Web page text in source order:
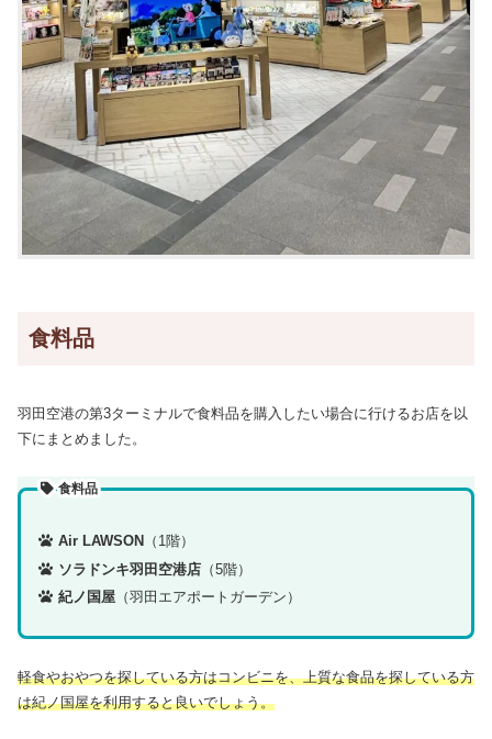
食料品
羽田空港の第3ターミナルで食料品を購入したい場合に行けるお店を以
下にまとめました。
食料品
Air LAWSON
（1階）
ソラドンキ羽田空港店 （5階）
紀ノ国屋 （羽田エアポートガーデン）
軽食やおやつを探している方はコンビニを、上質な食品を探している方
は紀ノ国屋を利用すると良いでしょう。